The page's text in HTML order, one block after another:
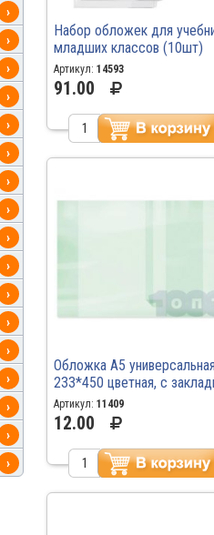
›
›
›
›
›
›
›
›
›
›
›
›
›
›
›
›
›
Набор обложек для
младших классов (10шт)
230*365мм 110мкр ПВХ
арт.15.12.наб /50/500
Артикул:14593
91.00
Обложка А5
233*450 цветная, с
200 мкрн 20.43 /50/250
Артикул:11409
12.00